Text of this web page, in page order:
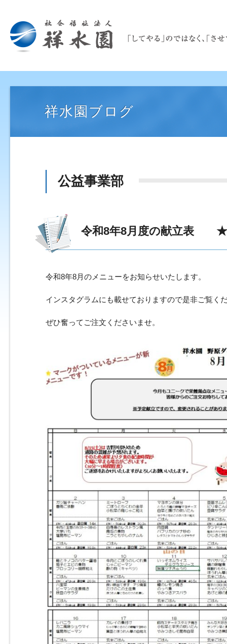
祥水園ブログ
公益事業部
令和8年8月度の献立表 ★
令和8年8月のメニューをお知らせいたします。
インスタグラムにも載せておりますので是非ご覧く
ぜひ奮ってご注文くださいませ。